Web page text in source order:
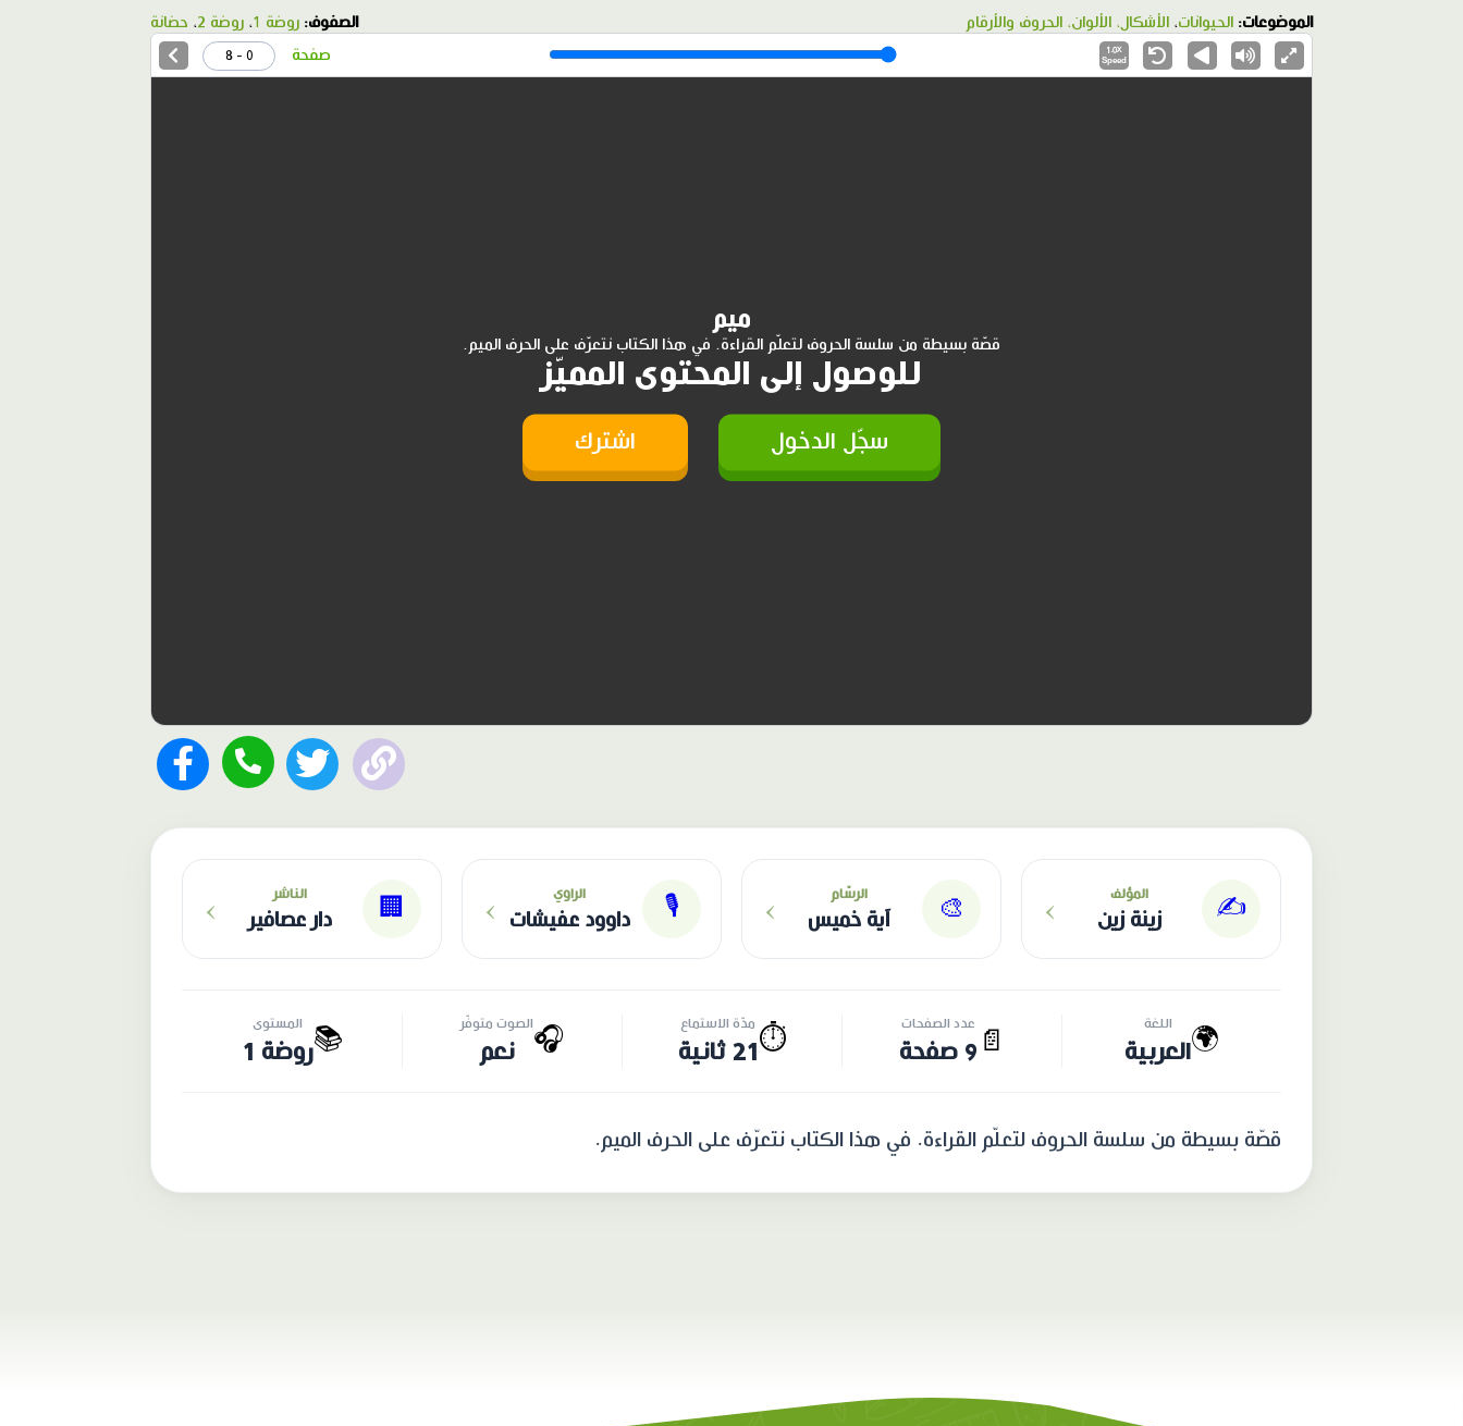
الموضوعات: الحيوانات، الأشكال، الألوان، الحروف والأرقام الصفوف: روضة 1 ، روضة 2 ، حضانة
1.0X
Speed
صفحة 0 - 8
ميم
قصّة بسيطة من سلسة الحروف لتعلّم القراءة. في هذا الكتاب نتعرّف على الحرف الميم.
للوصول إلى المحتوى المميّز
سجّل الدخول اشترك
✍️ المؤلف
زينة زين ›
🎨
الرسّام
آية خميس ›
🎙 الراوي
داوود عفيشات ›
🏢
الناشر
دار عصافير ›
🌍 اللغة
العربية 📄
عدد الصفحات
9 صفحة ⏱️ مدّة الاستماع
21 ثانية 🎧الصوت متوفّر
نعم 📚 المستوى
روضة 1
قصّة بسيطة من سلسة الحروف لتعلّم القراءة. في هذا الكتاب نتعرّف على الحرف الميم.